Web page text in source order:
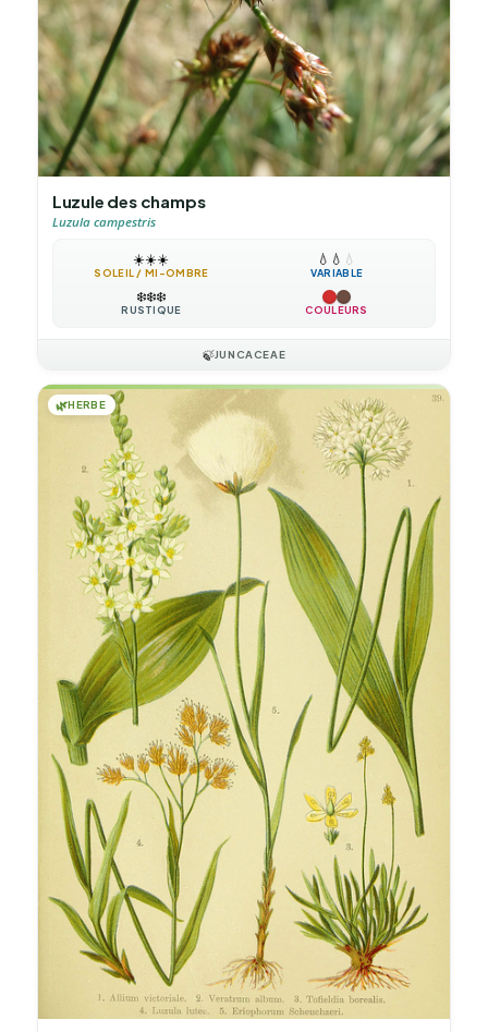
Luzule des champs
Luzula campestris
☀️☀️☀️
SOLEIL / MI-OMBRE
💧 💧 💧
VARIABLE
❄️❄️❄️
RUSTIQUE COULEURS
🍃JUNCACEAE
🌿HERBE